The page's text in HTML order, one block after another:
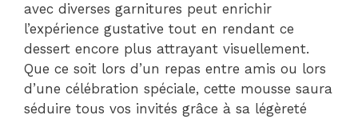
avec diverses garnitures peut enrichir
l’expérience gustative tout en rendant ce
dessert encore plus attrayant visuellement.
Que ce soit lors d’un repas entre amis ou lors
d’une célébration spéciale, cette mousse saura
séduire tous vos invités grâce à sa légèreté